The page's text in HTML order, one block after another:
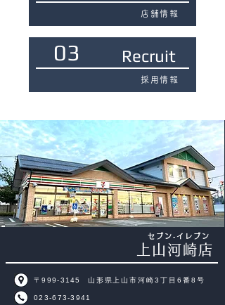
店舗情報
03 Recruit
採用情報
セブン‐イレブン
上山河崎店
〒999-3145 山形県上山市河崎3丁目6番8号
023-673-3941